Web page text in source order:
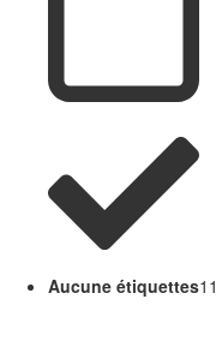
Aucune étiquettes11